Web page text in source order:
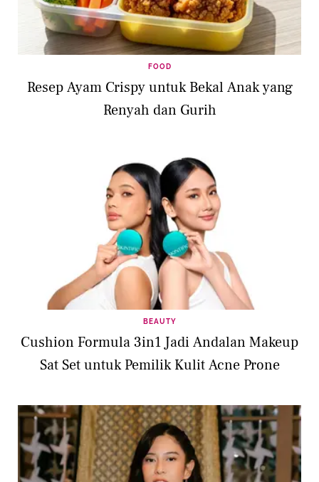
FOOD
Resep Ayam Crispy untuk Bekal Anak yang
Renyah dan Gurih
BEAUTY
Cushion Formula 3in1 Jadi Andalan Makeup
Sat Set untuk Pemilik Kulit Acne Prone